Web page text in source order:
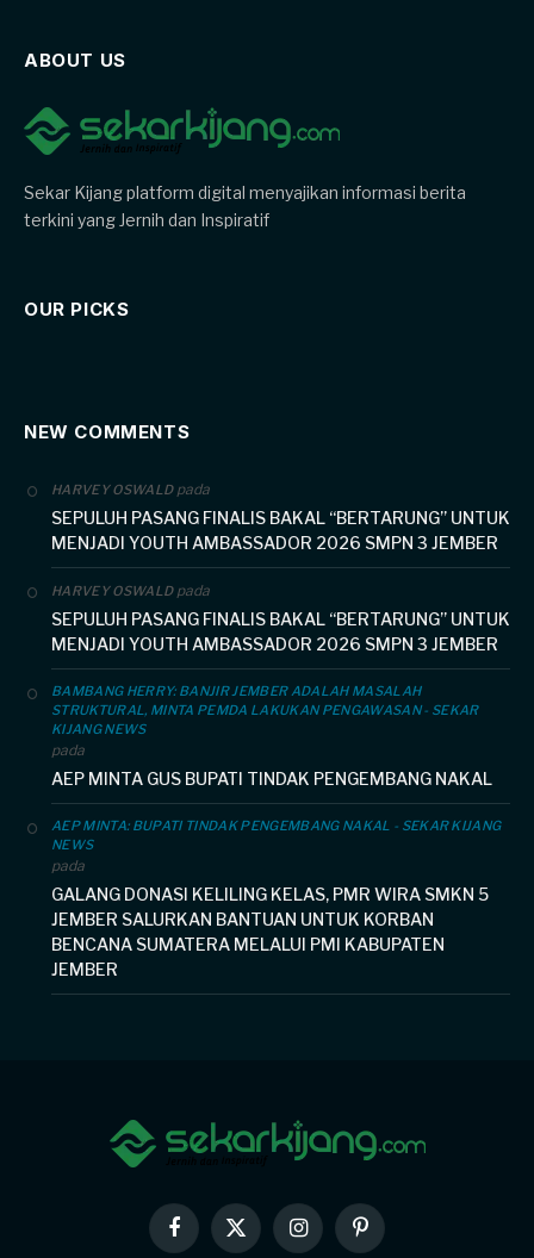
ABOUT US
Sekar Kijang platform digital menyajikan informasi berita
terkini yang Jernih dan Inspiratif
OUR PICKS
NEW COMMENTS
HARVEY OSWALDpada
SEPULUH PASANG FINALIS BAKAL “BERTARUNG” UNTUK
MENJADI YOUTH AMBASSADOR 2026 SMPN 3 JEMBER
HARVEY OSWALDpada
SEPULUH PASANG FINALIS BAKAL “BERTARUNG” UNTUK
MENJADI YOUTH AMBASSADOR 2026 SMPN 3 JEMBER
BAMBANG HERRY: BANJIR JEMBER ADALAH MASALAH
STRUKTURAL, MINTA PEMDA LAKUKAN PENGAWASAN - SEKAR
KIJANG NEWS
pada
AEP MINTA GUS BUPATI TINDAK PENGEMBANG NAKAL
AEP MINTA: BUPATI TINDAK PENGEMBANG NAKAL - SEKAR KIJANG
NEWS
pada
GALANG DONASI KELILING KELAS, PMR WIRA SMKN 5
JEMBER SALURKAN BANTUAN UNTUK KORBAN
BENCANA SUMATERA MELALUI PMI KABUPATEN
JEMBER
Facebook
X
InstagramPinterest